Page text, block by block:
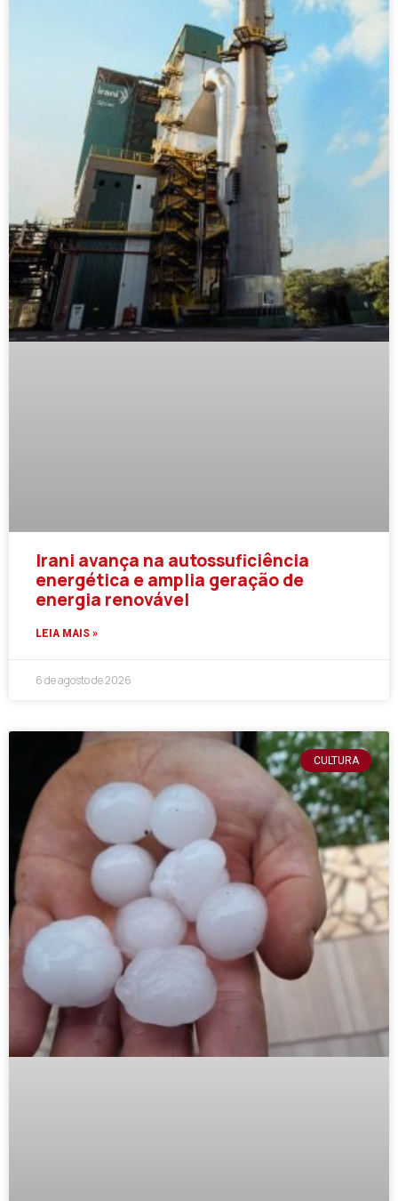
Irani avança na autossuficiência
energética e amplia geração de
energia renovável
LEIA MAIS »
6 de agosto de 2026
CULTURA